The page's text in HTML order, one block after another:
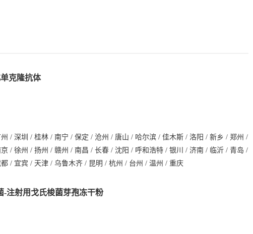
克隆抗体
/ 深圳 / 桂林 / 南宁 / 保定 / 沧州 / 唐山 / 哈尔滨 / 佳木斯 / 洛阳 / 新乡 / 郑州 /
/ 徐州 / 扬州 / 赣州 / 南昌 / 长春 / 沈阳 / 呼和浩特 / 银川 / 济南 / 临沂 / 青岛 /
都 / 宜宾 / 天津 / 乌鲁木齐 / 昆明 / 杭州 / 台州 / 温州 / 重庆
-注射用戈氏梭菌芽孢冻干粉